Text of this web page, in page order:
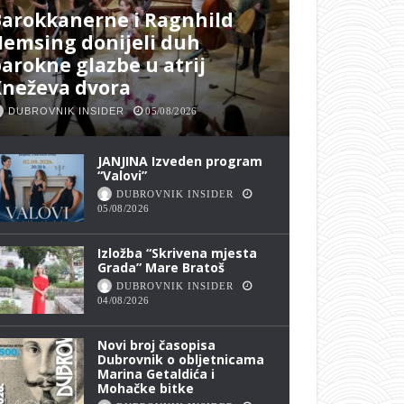
i Ragnhild
donijeli duh
glazbe u atrij
dvora
DUBROVNIK INSIDER 05/08/2026
JANJINA Izveden program
“Valovi”
DUBROVNIK INSIDER
05/08/2026
Izložba “Skrivena mjesta
Grada” Mare Bratoš
DUBROVNIK INSIDER
04/08/2026
Novi broj časopisa
Dubrovnik o obljetnicama
Marina Getaldića i
Mohačke bitke